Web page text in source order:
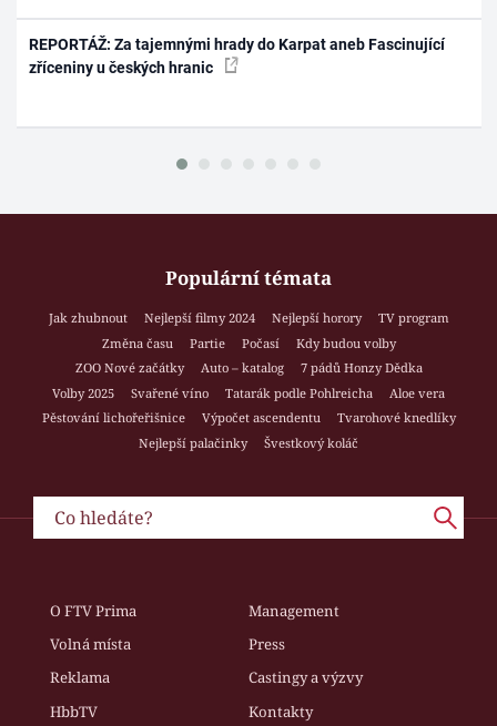
REPORTÁŽ: Za tajemnými hrady do Karpat aneb Fascinující
zříceniny u českých hranic
Populární témata
Jak zhubnout Nejlepší filmy 2024 Nejlepší horory
TV program
Změna času
Partie Počasí
Kdy budou volby
ZOO Nové začátky
Auto – katalog
7 pádů Honzy Dědka
Volby 2025
Svařené víno Tatarák podle Pohlreicha
Aloe vera
Pěstování lichořeřišnice
Výpočet ascendentu
Tvarohové knedlíky
Nejlepší palačinky
Švestkový koláč
O FTV Prima
Management
Volná místa
Press
Reklama
Castingy a výzvy
HbbTV
Kontakty